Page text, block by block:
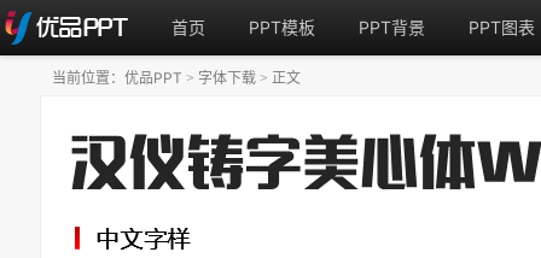
首页 PPT模板 PPT背景 PPT图表
当前位置： 优品PPT > 字体下载 > 正文